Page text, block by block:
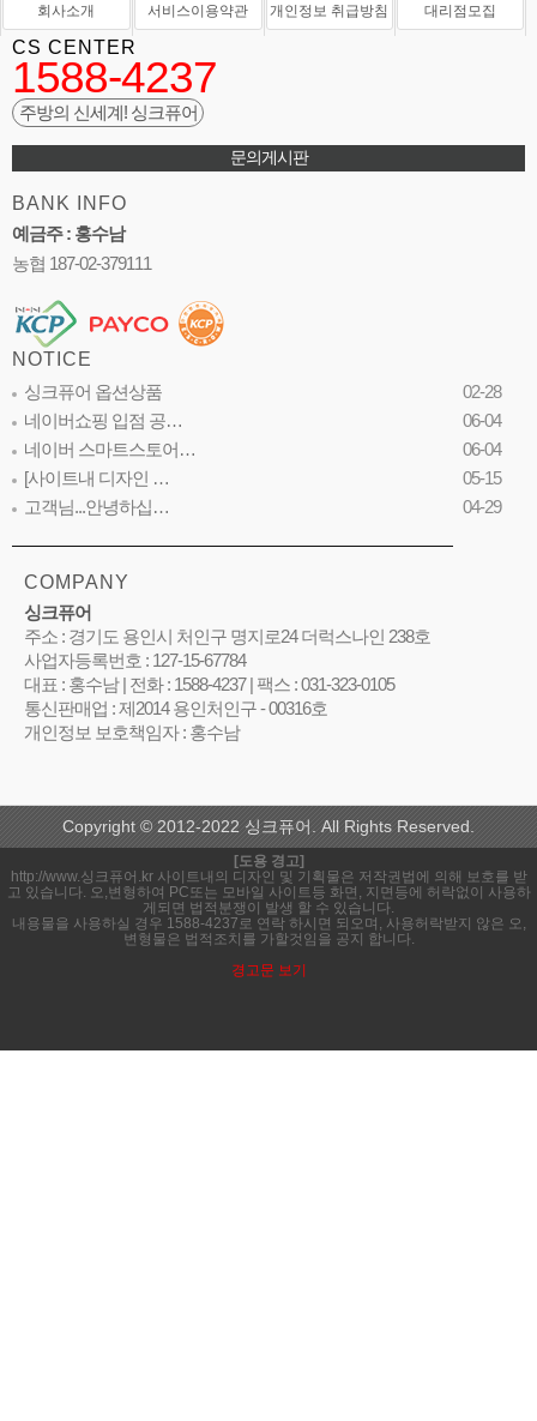
회사소개 서비스이용약관 개인정보 취급방침 대리점모집
CS CENTER
1588-4237
주방의 신세계! 싱크퓨어
문의게시판
BANK INFO
예금주 : 홍수남
농협 187-02-379111
NOTICE
싱크퓨어 옵션상품
02-28
네이버쇼핑 입점 공…
06-04
네이버 스마트스토어…
06-04
[사이트내 디자인 …
05-15
고객님...안녕하십…
04-29
COMPANY
싱크퓨어
주소 : 경기도 용인시 처인구 명지로24 더럭스나인 238호
사업자등록번호 : 127-15-67784
대표 : 홍수남 | 전화 : 1588-4237 | 팩스 : 031-323-0105
통신판매업 : 제2014 용인처인구 - 00316호
개인정보 보호책임자 : 홍수남
Copyright © 2012-2022 싱크퓨어. All Rights Reserved.
[도용 경고]
http://www.싱크퓨어.kr 사이트내의 디자인 및 기획물은 저작권법에 의해 보호를 받
고 있습니다. 오,변형하여 PC또는 모바일 사이트등 화면, 지면등에 허락없이 사용하
게되면 법적분쟁이 발생 할 수 있습니다.
내용물을 사용하실 경우 1588-4237로 연락 하시면 되오며, 사용허락받지 않은 오,
변형물은 법적조치를 가할것임을 공지 합니다.
경고문 보기